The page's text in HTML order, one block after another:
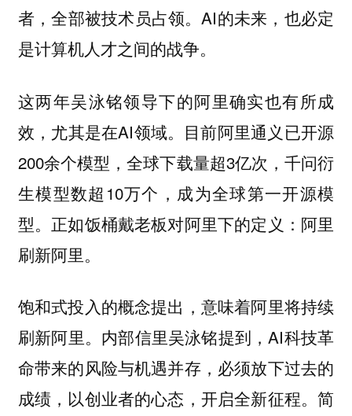
者，全部被技术员占领。AI的未来，也必定
是计算机人才之间的战争。
这两年吴泳铭领导下的阿里确实也有所成
效，尤其是在AI领域。目前阿里通义已开源
200余个模型，全球下载量超3亿次，千问衍
生模型数超10万个，成为全球第一开源模
型。正如饭桶戴老板对阿里下的定义：阿里
刷新阿里。
饱和式投入的概念提出，意味着阿里将持续
刷新阿里。内部信里吴泳铭提到，AI科技革
命带来的风险与机遇并存，必须放下过去的
成绩，以创业者的心态，开启全新征程。简